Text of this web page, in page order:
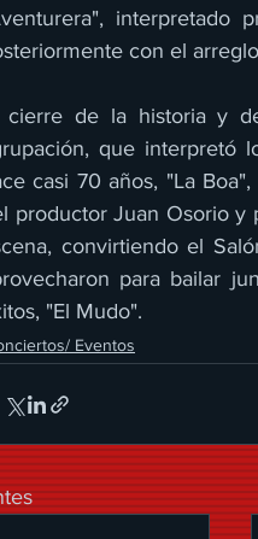
interpretado
con el
cierre de la historia y
que interpretó
casi 70 años, "La
productor Juan Osorio y
convirtiendo el
para bailar
"El Mudo".
Eventos